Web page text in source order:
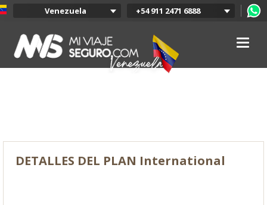
+54 911 2471 6888
Venezuela
Colombia
Mexico
Chile
DETALLES DEL PLAN International